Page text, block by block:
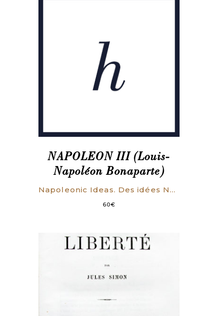
NAPOLEON III (Louis-
Napoléon Bonaparte)
Napoleonic Ideas. Des idées Napoléoniennes. Par le prince Napoléon-Louis Bonaparte. Translated by James A. Dorr.
60€